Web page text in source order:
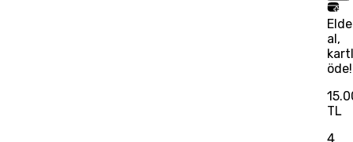
al,
öde!
TL
4